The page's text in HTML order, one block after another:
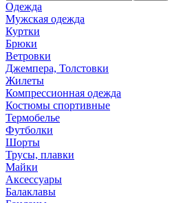
Одежда
Мужская одежда
Куртки
Брюки
Ветровки
Джемпера, Толстовки
Жилеты
Компрессионная одежда
Костюмы спортивные
Термобелье
Футболки
Шорты
Трусы, плавки
Майки
Аксессуары
Балаклавы